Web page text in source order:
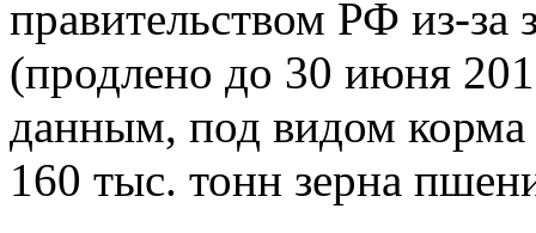
правительством РФ из-за
(продлено до 30 июня
данным, под видом корма
160 тыс. тонн зерна